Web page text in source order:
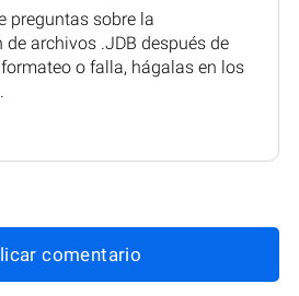
preguntas sobre la
de archivos .JDB después de
o falla, hágalas en los
comentario